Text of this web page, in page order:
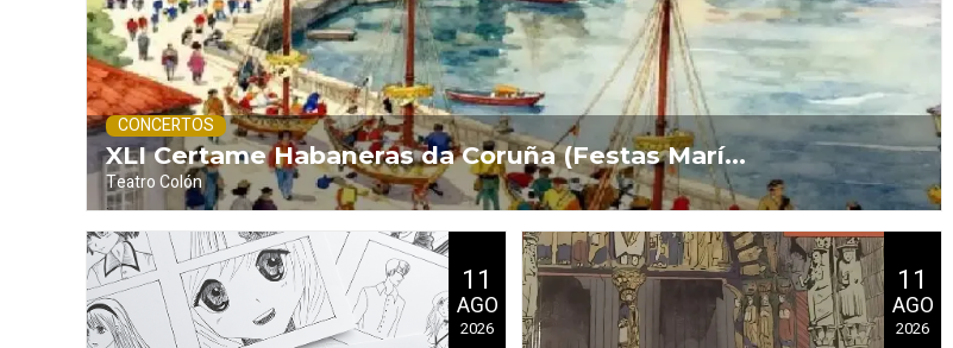
CONCERTOS
XLI Certame Habaneras da Coruña (Festas María
Pita 2026)
Teatro Colón
.
11
AGO
2026
11
AGO
2026